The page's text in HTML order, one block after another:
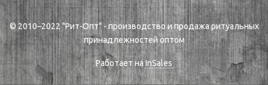
© 2010–2022 "Рит-Опт" - производство и продажа ритуальных
принадлежностей оптом
Работает наInSales